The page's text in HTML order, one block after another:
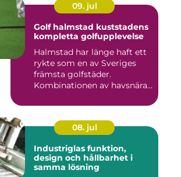
09. jul
Golf halmstad kuststadens
kompletta golfupplevelse
Halmstad har länge haft ett
rykte som en av Sveriges
främsta golfstäder.
Kombinationen av havsnära
08. jul
Industriglas funktion,
design och hållbarhet i
samma lösning